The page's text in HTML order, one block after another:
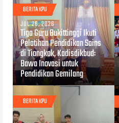
BERITA KPU
JUL 26, 2026
Tiga Guru Bukittinggi Ikuti
Pelatihan Pendidikan Sains
di Tiongkok, Kadisdikbud:
Bawa Inovasi untuk
Pendidikan Gemilang
BERITA KPU